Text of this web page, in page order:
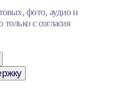
фото, аудио и
с согласия